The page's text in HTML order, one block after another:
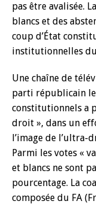
pas être avalisée.
blancs et des
coup d’État
institutionnelles
Une chaîne de
parti républicain le
constitutionnels a
droit », dans un
l’image de l’ultra-
Parmi les votes «
et blancs ne sont
pourcentage. La
composée du FA